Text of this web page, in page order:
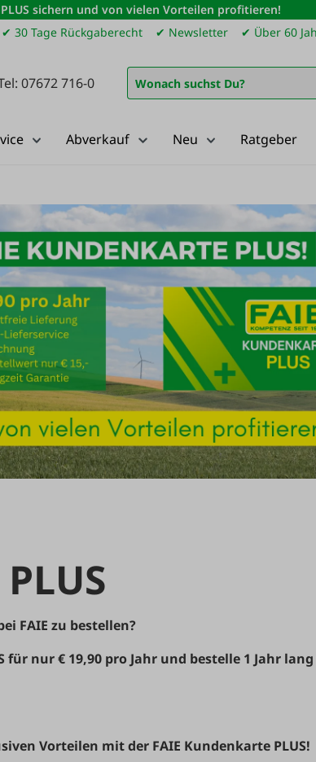
sichern und von vielen Vorteilen profitieren!
✔ 30 Tage Rückgaberecht ✔ Newsletter ✔ Über 60
07672 716-0
Abverkauf Neu Ratgeber
FAIE zu bestellen?
für nur € 19,90 pro Jahr und bestelle 1 Jahr
Vorteilen mit der FAIE Kundenkarte PLUS!